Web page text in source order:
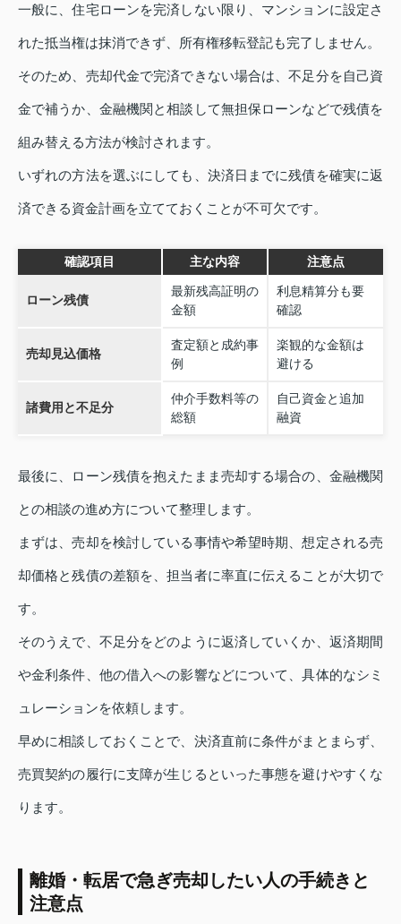
一般に、住宅ローンを完済しない限り、マンションに設定さ
れた抵当権は抹消できず、所有権移転登記も完了しません。
そのため、売却代金で完済できない場合は、不足分を自己資
金で補うか、金融機関と相談して無担保ローンなどで残債を
組み替える方法が検討されます。
いずれの方法を選ぶにしても、決済日までに残債を確実に返
済できる資金計画を立てておくことが不可欠です。
確認項目 主な内容 注意点
ローン残債
最新残高証明の
金額
利息精算分も要
確認
売却見込価格
査定額と成約事
例
楽観的な金額は
避ける
諸費用と不足分
仲介手数料等の
総額
自己資金と追加
融資
最後に、ローン残債を抱えたまま売却する場合の、金融機関
との相談の進め方について整理します。
まずは、売却を検討している事情や希望時期、想定される売
却価格と残債の差額を、担当者に率直に伝えることが大切で
す。
そのうえで、不足分をどのように返済していくか、返済期間
や金利条件、他の借入への影響などについて、具体的なシミ
ュレーションを依頼します。
早めに相談しておくことで、決済直前に条件がまとまらず、
売買契約の履行に支障が生じるといった事態を避けやすくな
ります。
離婚・転居で急ぎ売却したい人の手続きと
注意点